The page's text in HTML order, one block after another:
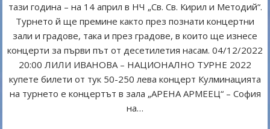
тази година – на 14 април в НЧ „Св. Св. Кирил и Методий“.
Турнето й ще премине както през познати концертни
зали и градове, така и през градове, в които ще изнесе
концерти за първи път от десетилетия насам. 04/12/2022
20:00 ЛИЛИ ИВАНОВА – НАЦИОНАЛНО ТУРНЕ 2022
купете билети от тук 50-250 лева концерт Кулминацията
на турнето е концертът в зала „АРЕНА АРМЕЕЦ“ – София
на…